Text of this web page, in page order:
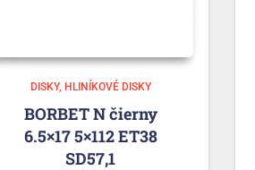
DISKY HLINÍKOVÉ DISKY
BORBET N čierny
6.5×17 5×112 ET38
SD57,1